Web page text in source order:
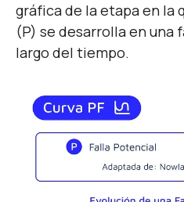
gráfica de la etapa en la
(P) se desarrolla en una
largo del tiempo.